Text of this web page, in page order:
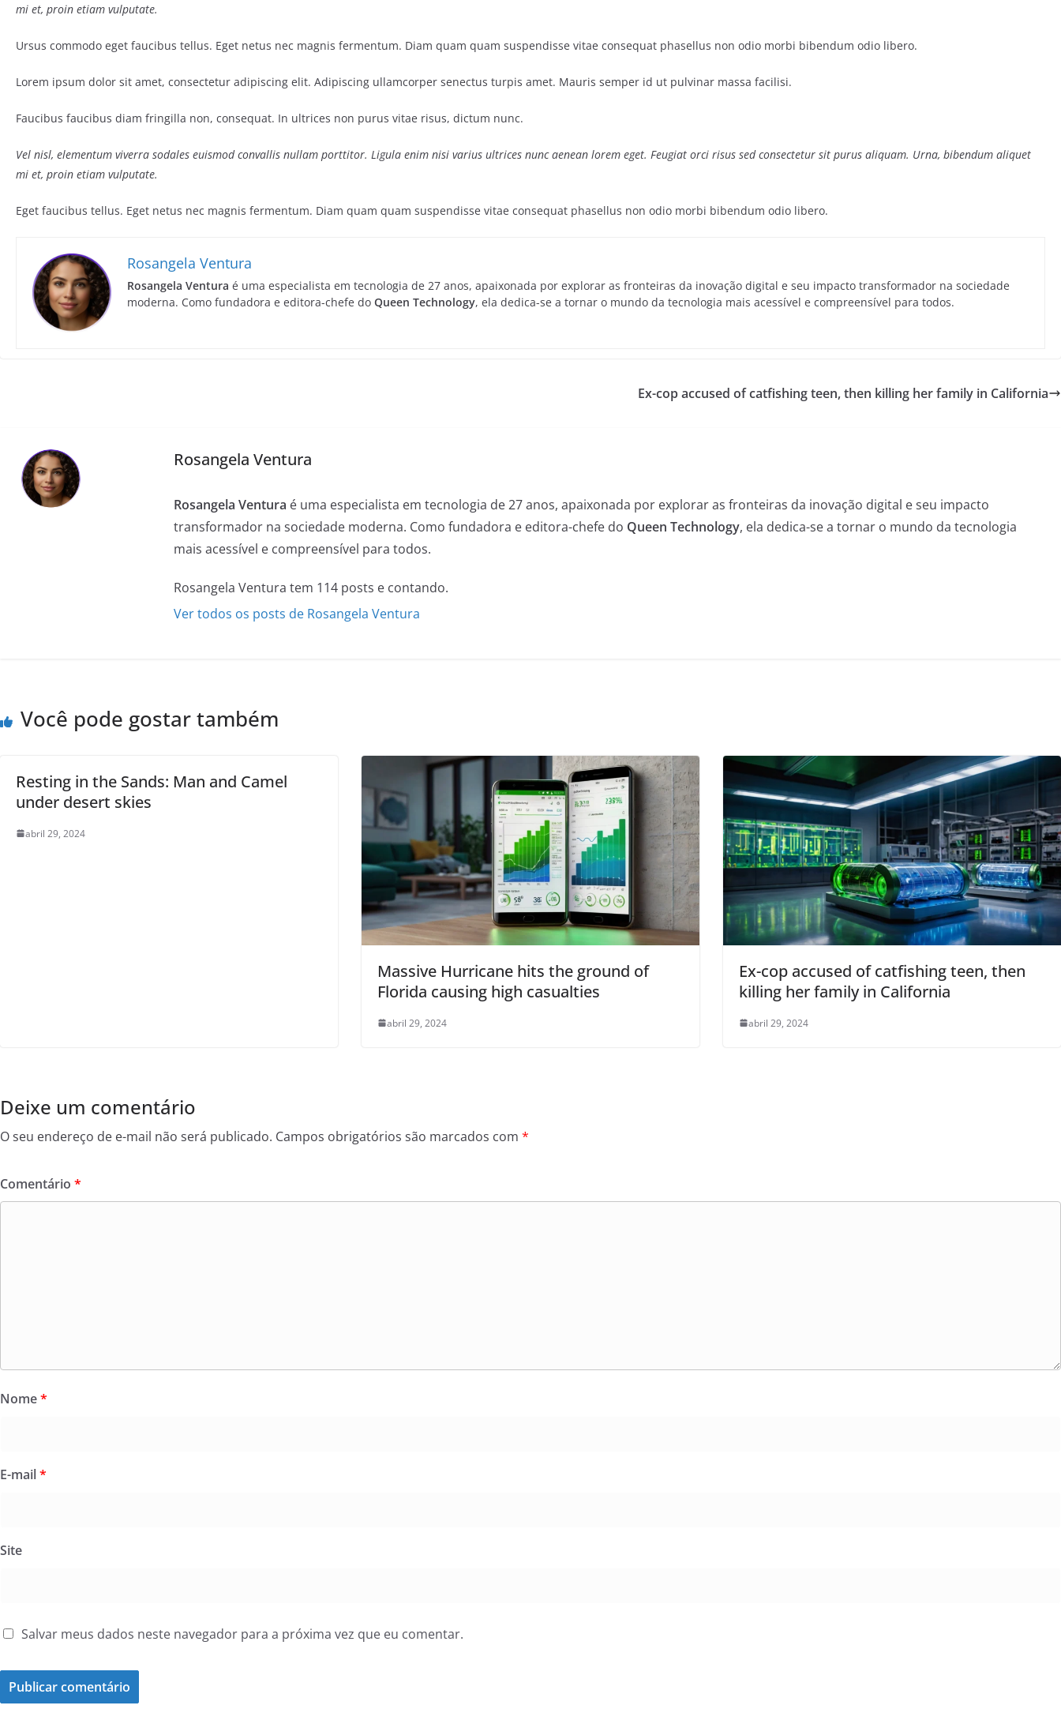
mi et, proin etiam vulputate.
Ursus commodo eget faucibus tellus. Eget netus nec magnis fermentum. Diam quam quam suspendisse vitae consequat phasellus non odio morbi bibendum odio libero.
Lorem ipsum dolor sit amet, consectetur adipiscing elit. Adipiscing ullamcorper senectus turpis amet. Mauris semper id ut pulvinar massa facilisi.
Faucibus faucibus diam fringilla non, consequat. In ultrices non purus vitae risus, dictum nunc.
Vel nisl, elementum viverra sodales euismod convallis nullam porttitor. Ligula enim nisi varius ultrices nunc aenean lorem eget. Feugiat orci risus sed consectetur sit purus aliquam. Urna, bibendum aliquet
mi et, proin etiam vulputate.
Eget faucibus tellus. Eget netus nec magnis fermentum. Diam quam quam suspendisse vitae consequat phasellus non odio morbi bibendum odio libero.
Rosangela Ventura
Rosangela Ventura é uma especialista em tecnologia de 27 anos, apaixonada por explorar as fronteiras da inovação digital e seu impacto transformador na sociedade
moderna. Como fundadora e editora-chefe do Queen Technology, ela dedica-se a tornar o mundo da tecnologia mais acessível e compreensível para todos.
Ex-cop accused of catfishing teen, then killing her family in California
Rosangela Ventura
Rosangela Ventura é uma especialista em tecnologia de 27 anos, apaixonada por explorar as fronteiras da inovação digital e seu impacto
transformador na sociedade moderna. Como fundadora e editora-chefe do Queen Technology, ela dedica-se a tornar o mundo da tecnologia
mais acessível e compreensível para todos.
Rosangela Ventura tem 114 posts e contando.
Ver todos os posts de Rosangela Ventura
Você pode gostar também
Resting in the Sands: Man and Camel
under desert skies
abril 29, 2024
Massive Hurricane hits the ground of
Florida causing high casualties
abril 29, 2024
Ex-cop accused of catfishing teen, then
killing her family in California
abril 29, 2024
Deixe um comentário
O seu endereço de e-mail não será publicado. Campos obrigatórios são marcados com *
Comentário *
Nome*
E-mail*
Site
Salvar meus dados neste navegador para a próxima vez que eu comentar.